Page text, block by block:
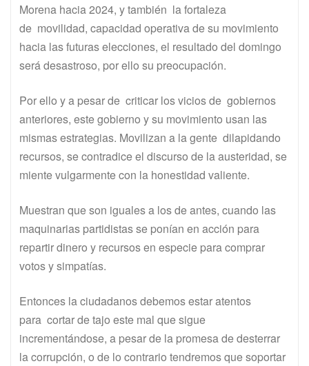
Morena hacia 2024, y también la fortaleza
de movilidad, capacidad operativa de su movimiento
hacia las futuras elecciones, el resultado del domingo
será desastroso, por ello su preocupación.
Por ello y a pesar de criticar los vicios de gobiernos
anteriores, este gobierno y su movimiento usan las
mismas estrategias. Movilizan a la gente dilapidando
recursos, se contradice el discurso de la austeridad, se
miente vulgarmente con la honestidad valiente.
Muestran que son iguales a los de antes, cuando las
maquinarias partidistas se ponían en acción para
repartir dinero y recursos en especie para comprar
votos y simpatías.
Entonces la ciudadanos debemos estar atentos
para cortar de tajo este mal que sigue
incrementándose, a pesar de la promesa de desterrar
la corrupción, o de lo contrario tendremos que soportar